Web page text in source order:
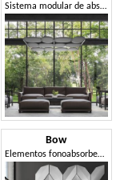
Sistema modular de absorción de sonido inspirado en gemas preciosas
Bow
Elementos fonoabsorbentes modulares